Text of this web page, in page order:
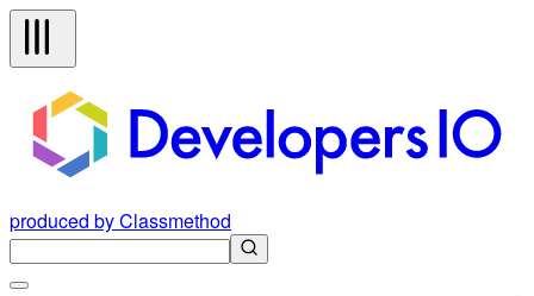
produced by Classmethod